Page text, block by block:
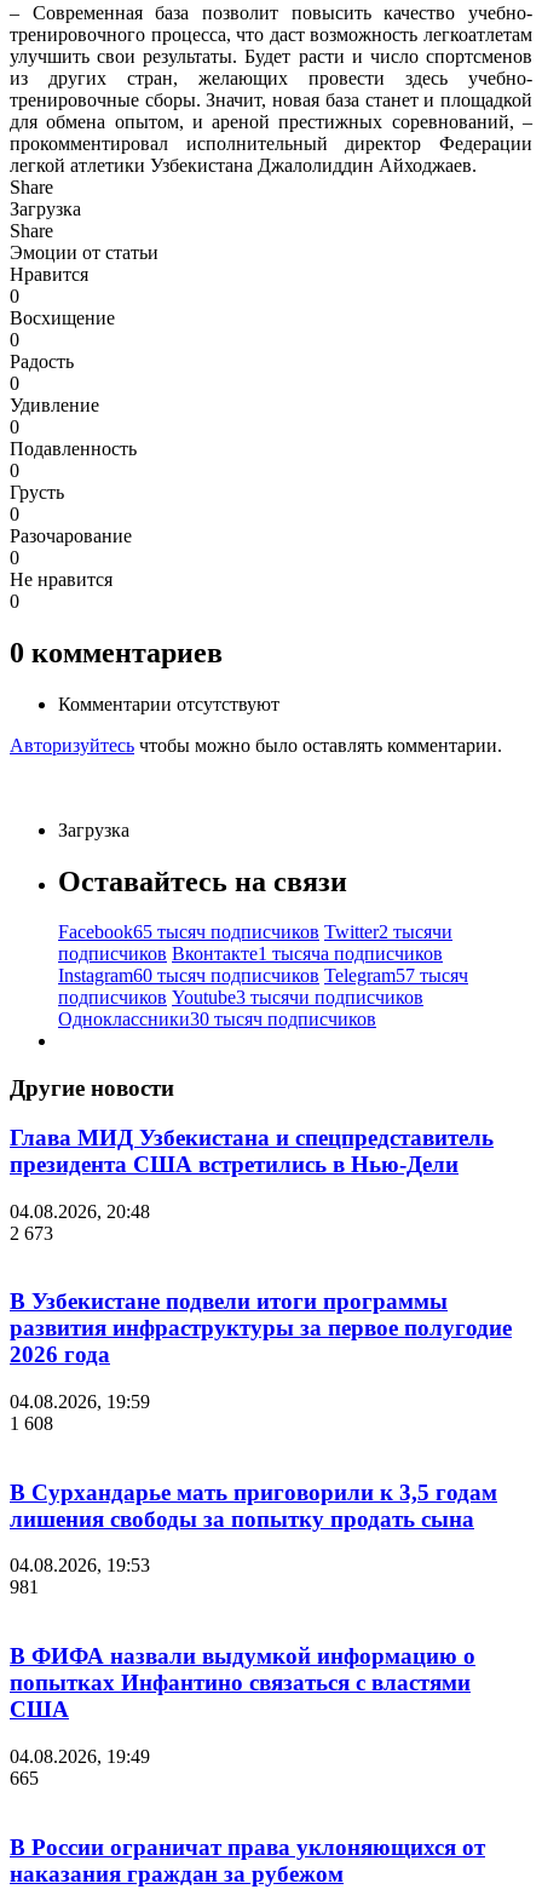
– Современная база позволит повысить качество учебно-
тренировочного процесса, что даст возможность легкоатлетам
улучшить свои результаты. Будет расти и число спортсменов
из других стран, желающих провести здесь учебно-
тренировочные сборы. Значит, новая база станет и площадкой
для обмена опытом, и ареной престижных соревнований, –
прокомментировал исполнительный директор Федерации
легкой атлетики Узбекистана Джалолиддин Айходжаев.
Share
Загрузка
Share
Эмоции от статьи
Нравится
0
Восхищение
0
Радость
0
Удивление
0
Подавленность
0
Грусть
0
Разочарование
0
Не нравится
0
0 комментариев
Комментарии отсутствуют
Авторизуйтесь чтобы можно было оставлять комментарии.
Загрузка
Оставайтесь на связи
Facebook65 тысяч подписчиков Twitter2 тысячи
подписчиков Вконтакте1 тысяча подписчиков
Instagram60 тысяч подписчиков Telegram57 тысяч
подписчиков Youtube3 тысячи подписчиков
Одноклассники30 тысяч подписчиков
Другие новости
Глава МИД Узбекистана и спецпредставитель
президента США встретились в Нью-Дели
04.08.2026, 20:48
2 673
В Узбекистане подвели итоги программы
развития инфраструктуры за первое полугодие
2026 года
04.08.2026, 19:59
1 608
В Сурхандарье мать приговорили к 3,5 годам
лишения свободы за попытку продать сына
04.08.2026, 19:53
981
В ФИФА назвали выдумкой информацию о
попытках Инфантино связаться с властями
США
04.08.2026, 19:49
665
В России ограничат права уклоняющихся от
наказания граждан за рубежом